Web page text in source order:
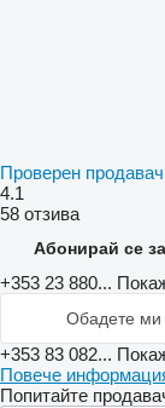
Проверен продавач
4.1
58 отзива
Абонирай се
+353 23 880...
Обадете ми
+353 83 082...
Повече
Попитайте